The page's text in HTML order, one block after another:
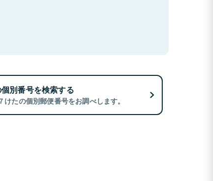
別番号を検索する
けたの個別郵便番号をお調べします。